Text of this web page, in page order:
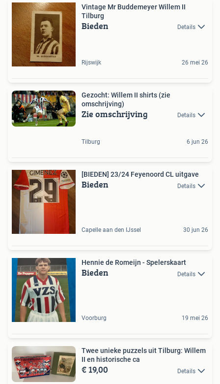
Vintage Mr Buddemeyer Willem II
Tilburg
Bieden Details
Rijswijk 26 mei 26
Gezocht: Willem II shirts (zie
omschrijving)
Zie omschrijving Details
Tilburg 6 jun 26
[BIEDEN] 23/24 Feyenoord CL uitgave
Bieden Details
Capelle aan den IJssel 30 jun 26
Hennie de Romeijn - Spelerskaart
Bieden Details
Voorburg 19 mei 26
Twee unieke puzzels uit Tilburg: Willem
II en historische ca
€ 19,00 Details